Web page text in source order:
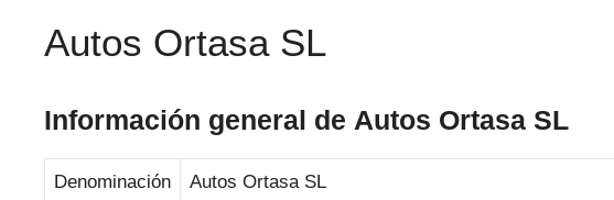
Autos Ortasa SL
Información general de Autos Ortasa SL
Denominación Autos Ortasa SL